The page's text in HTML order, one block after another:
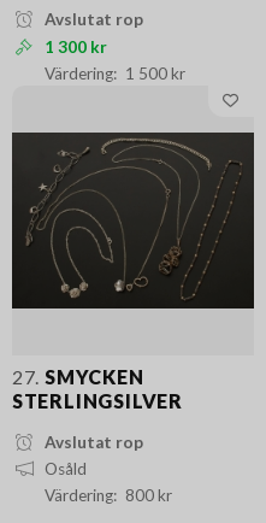
Avslutat rop
1 300 kr
1 500 kr
27. SMYCKEN
STERLINGSILVER
Avslutat rop
Osåld
800 kr